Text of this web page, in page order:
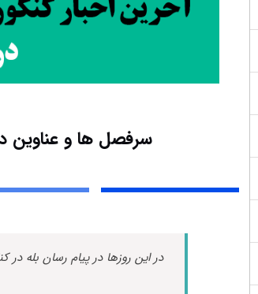
سرفصل ها و عناوین
در این روزها در پیام رسان بله در